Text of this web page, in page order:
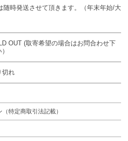
随時発送させて頂きます。（年末年始/大
OUT (取寄希望の場合はお問合わせ下
切れ
特定商取引法記載）